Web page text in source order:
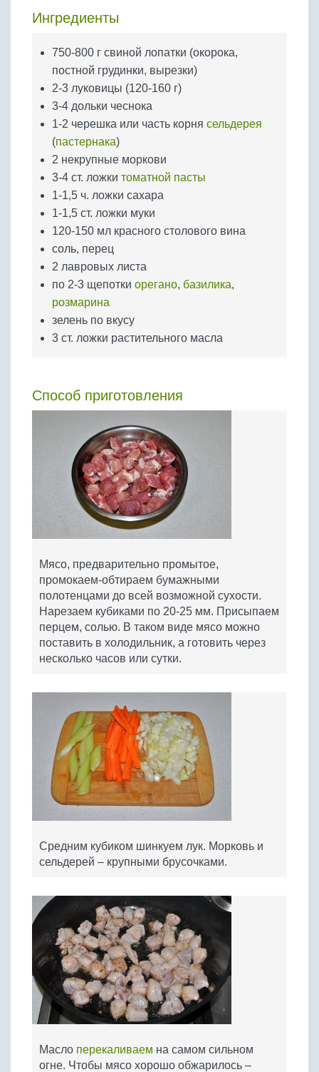
Яйца
Крупы
Ингредиенты
750-800 г свиной лопатки (окорока,
постной грудинки, вырезки)
2-3 луковицы (120-160 г)
3-4 дольки чеснока
1-2 черешка или часть корня сельдерея
(пастернака)
2 некрупные моркови
3-4 ст. ложки томатной пасты
1-1,5 ч. ложки сахара
1-1,5 ст. ложки муки
120-150 мл красного столового вина
соль, перец
2 лавровых листа
по 2-3 щепотки орегано, базилика,
розмарина
зелень по вкусу
3 ст. ложки растительного масла
Способ приготовления
Мясо, предварительно промытое,
промокаем-обтираем бумажными
полотенцами до всей возможной сухости.
Нарезаем кубиками по 20-25 мм. Присыпаем
перцем, солью. В таком виде мясо можно
поставить в холодильник, а готовить через
несколько часов или сутки.
Средним кубиком шинкуем лук. Морковь и
сельдерей – крупными брусочками.
Масло перекаливаем на самом сильном
огне. Чтобы мясо хорошо обжарилось –